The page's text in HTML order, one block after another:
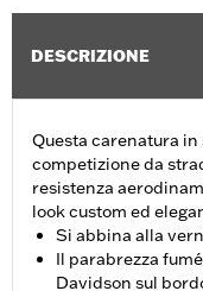
DESCRIZIONE
Questa carenatura
competizione da
resistenza
look custom ed
Si abbina alla
Il parabrezza
Davidson sul